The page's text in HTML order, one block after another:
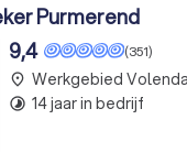
Purmerend
(351)
9,4
place Werkgebied
timelapse 14 jaar in bedrijf